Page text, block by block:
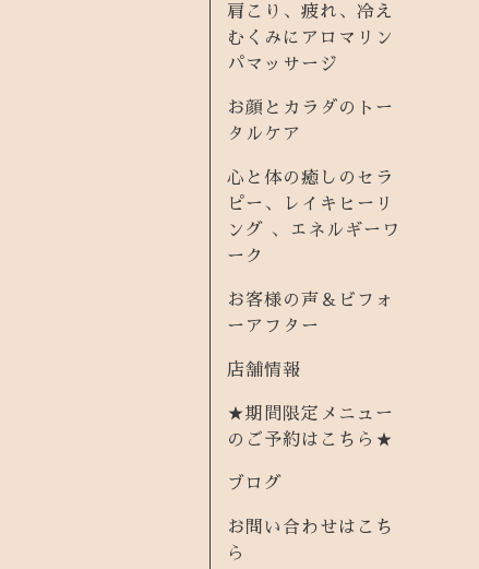
肩こり、疲れ、冷え
むくみにアロマリン
パマッサージ
お顔とカラダのトー
タルケア
心と体の癒しのセラ
ピー、レイキヒーリ
ング 、エネルギーワ
ーク
お客様の声＆ビフォ
ーアフター
店舗情報
★期間限定メニュー
のご予約はこちら★
ブログ
お問い合わせはこち
ら